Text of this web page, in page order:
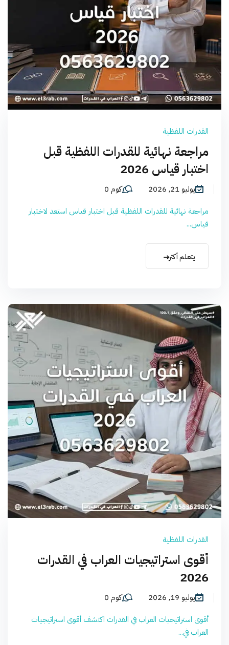
القدرات اللفظية
مراجعة نهائية للقدرات اللفظية قبل
اختبار قياس 2026
يوليو 21, 2026
كوم 0
مراجعة نهائية للقدرات اللفظية قبل اختبار قياس استعد لاختبار
قياس...
يتعلم أكثر
القدرات اللفظية
أقوى استراتيجيات العراب في القدرات
2026
يوليو 19, 2026
كوم 0
أقوى استراتيجيات العراب في القدرات اكتشف أقوى استراتيجيات
العراب في...